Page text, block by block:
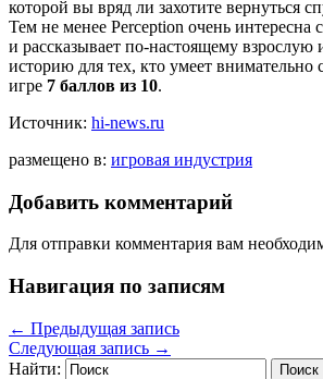
которой вы вряд ли захотите вернуться
Тем не менее Perception очень
и рассказывает по-настоящему взрослую
историю для тех, кто умеет внимательно
игре 7 баллов из 10.
Источник: hi-news.ru
размещено в: игровая индустрия
Добавить комментарий
Для отправки комментария вам
Навигация по записям
← Предыдущая запись
Следующая запись →
Найти: